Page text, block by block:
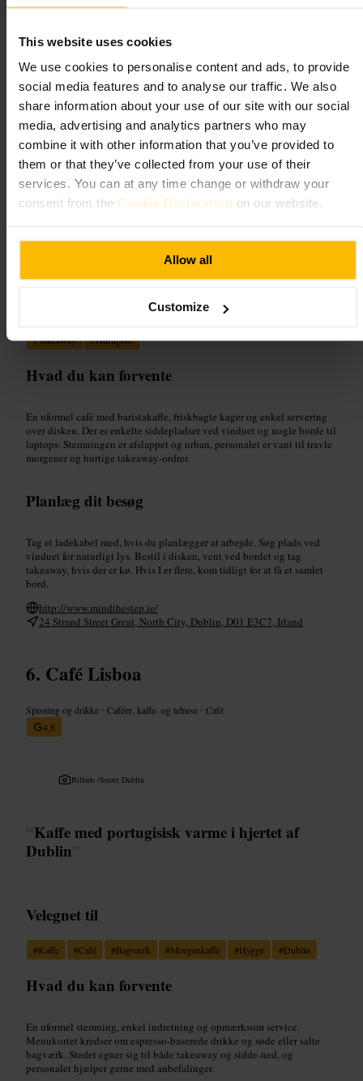
This website uses cookies
We use cookies to personalise content and ads, to provide
social media features and to analyse our traffic. We also
share information about your use of our site with our social
media, advertising and analytics partners who may
combine it with other information that you’ve provided to
them or that they’ve collected from your use of their
services. You can at any time change or withdraw your
consent from the Cookie Declaration on our website.
Allow all
Customize
https://www.instagram.com/brewlabdublin/?hl=en
Mind The Step
Kaffebar
4,6
3,3
Billede /www.mindthestep.ie
Velegnet til
Budgetvenlig
#Takeaway #Hurtigbid
Hvad du kan forvente
En uformel café med baristakaffe, friskbagte kager og enkel servering
over disken. Der er enkelte siddepladser ved vinduet og nogle borde til
laptops. Stemningen er afslappet og urban, personalet er vant til travle
morgener og hurtige takeaway-ordrer.
Planlæg dit besøg
Tag et ladekabel med, hvis du planlægger at arbejde. Søg plads ved
vinduet for naturligt lys. Bestil i disken, vent ved bordet og tag
takeaway, hvis der er kø. Hvis I er flere, kom tidligt for at få et samlet
bord.
http://www.mindthestep.ie/
24 Strand Street Great, North City, Dublin, D01 E3C7, Irland
Café Lisboa
Spisning og drikke •Caféer, kaffe- og tehuse •Café
4,8
Billede /Secret Dublin
“Kaffe med portugisisk varme i hjertet af
Dublin”
Velegnet til
#Kaffe #Café #Bagværk #Morgenkaffe #Hygge #Dublin
Hvad du kan forvente
En uformel stemning, enkel indretning og opmærksom service.
Menukortet kredser om espresso-baserede drikke og søde eller salte
bagværk. Stedet egner sig til både takeaway og sidde-ned, og
personalet hjælper gerne med anbefalinger.